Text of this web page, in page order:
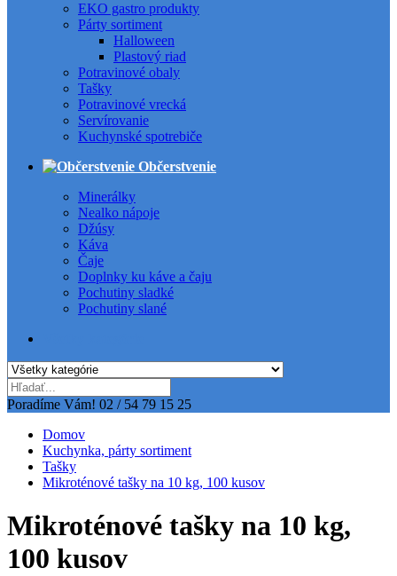
EKO gastro produkty
Párty sortiment
Halloween
Plastový riad
Potravinové obaly
Tašky
Potravinové vrecká
Servírovanie
Kuchynské spotrebiče
Občerstvenie
Minerálky
Nealko nápoje
Džúsy
Káva
Čaje
Doplnky ku káve a čaju
Pochutiny sladké
Pochutiny slané
Poradíme Vám! 02 / 54 79 15 25
Domov
Kuchynka, párty sortiment
Tašky
Mikroténové tašky na 10 kg, 100 kusov
Mikroténové tašky na 10 kg,
100 kusov